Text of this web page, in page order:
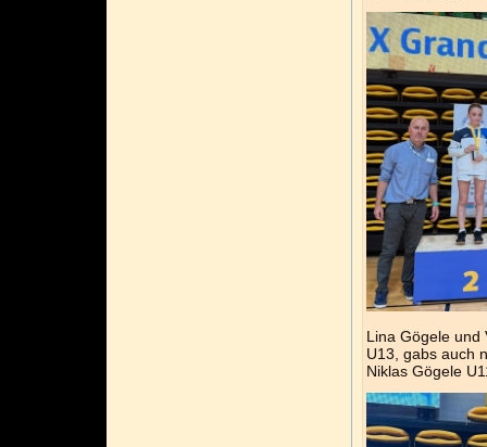
Lina Gögele und
U13, gabs auch
Niklas Gögele